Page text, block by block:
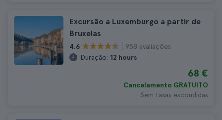
Excursão a Luxemburgo a partir de
Bruxelas
4.6
958 avaliações
Duração: 12 hours
68 €
Cancelamento GRATUITO
Sem taxas escondidas